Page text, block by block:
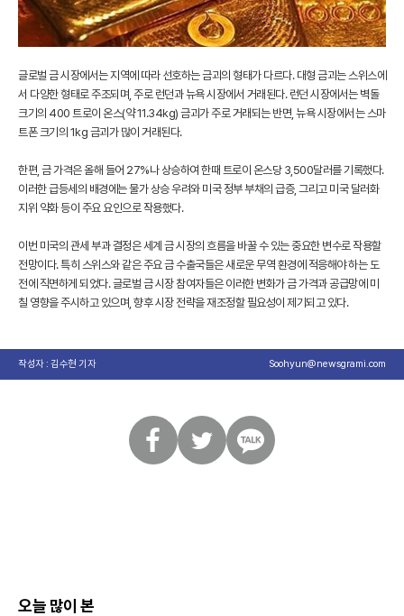
글로벌 금 시장에서는 지역에 따라 선호하는 금괴의 형태가 다르다. 대형 금괴는 스위스에
서 다양한 형태로 주조되며, 주로 런던과 뉴욕 시장에서 거래된다. 런던 시장에서는 벽돌
크기의 400 트로이 온스(약 11.34kg) 금괴가 주로 거래되는 반면, 뉴욕 시장에서는 스마
트폰 크기의 1kg 금괴가 많이 거래된다.
한편, 금 가격은 올해 들어 27%나 상승하여 한때 트로이 온스당 3,500달러를 기록했다.
이러한 급등세의 배경에는 물가 상승 우려와 미국 정부 부채의 급증, 그리고 미국 달러화
지위 약화 등이 주요 요인으로 작용했다.
이번 미국의 관세 부과 결정은 세계 금 시장의 흐름을 바꿀 수 있는 중요한 변수로 작용할
전망이다. 특히 스위스와 같은 주요 금 수출국들은 새로운 무역 환경에 적응해야 하는 도
전에 직면하게 되었다. 글로벌 금 시장 참여자들은 이러한 변화가 금 가격과 공급망에 미
칠 영향을 주시하고 있으며, 향후 시장 전략을 재조정할 필요성이 제기되고 있다.
작성자 : 김수현 기자 Soohyun@newsgrami.com
오늘 많이 본